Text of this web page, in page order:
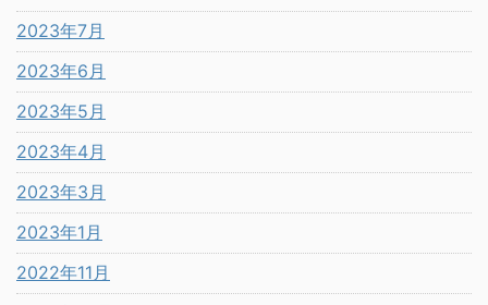
2023年7月
2023年6月
2023年5月
2023年4月
2023年3月
2023年1月
2022年11月